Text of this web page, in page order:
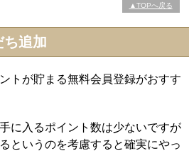
▲TOPへ戻る
ち追加
トが貯まる無料会員登録がおすす
に入るポイント数は少ないですが
というのを考慮すると確実にやっ